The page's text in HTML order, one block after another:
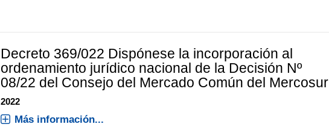
Decreto 369/022 Dispónese la incorporación al
ordenamiento jurídico nacional de la Decisión Nº
08/22 del Consejo del Mercado Común del Mercosur
2022
Más información...